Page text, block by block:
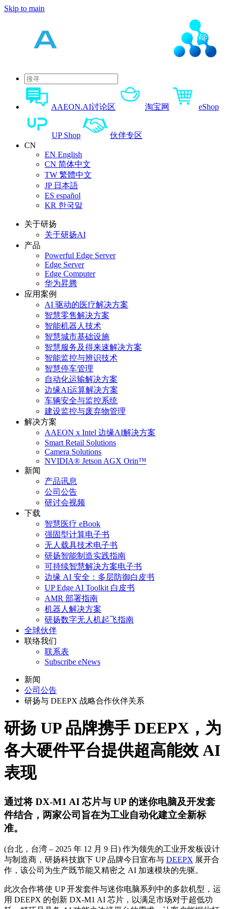
Skip to main
AAEON.AI讨论区 淘宝网 eShop
UP Shop
伙伴专区
CN
EN English
CN 简体中文
TW 繁體中文
JP 日本語
ES español
KR 한국말
关于研扬
关于研扬AI
产品
Powerful Edge Server
Edge Server
Edge Computer
华为昇腾
应用案例
AI 驱动的医疗解决方案
智慧零售解决方案
智能机器人技术
智慧城市基础设施
智慧服务及得来速解决方案
智能监控与辨识技术
智慧停车管理
自动化运输解决方案
边缘AI运算解决方案
车辆安全与监控系统
建设监控与废弃物管理
解决方案
AAEON x Intel 边缘AI解决方案
Smart Retail Solutions
Camera Solutions
NVIDIA® Jetson AGX Orin™
新闻
产品讯息
公司公告
研讨会视频
下载
智慧医疗 eBook
强固型计算电子书
无人载具技术电子书
研扬智能制造实践指南
可持续智慧解决方案电子书
边缘 AI 安全：多层防御白皮书
UP Edge AI Toolkit 白皮书
AMR 部署指南
机器人解决方案
研扬数字无人机起飞指南
全球伙伴
联络我们
联系表
Subscribe eNews
新闻
公司公告
研扬与 DEEPX 战略合作伙伴关系
研扬 UP 品牌携手 DEEPX，为
各大硬件平台提供超高能效 AI
表现
通过将 DX-M1 AI 芯片与 UP 的迷你电脑及开发套
件结合，两家公司旨在为工业自动化建立全新标
准。
(台北，台湾 – 2025 年 12 月 9 日) 作为领先的工业开发板设计
与制造商，研扬科技旗下 UP 品牌今日宣布与 DEEPX 展开合
作，该公司为生产既节能又精密之 AI 加速模块的先驱。
此次合作将使 UP 开发套件与迷你电脑系列中的多款机型，运
用 DEEPX 的创新 DX-M1 AI 芯片，以满足市场对于超低功